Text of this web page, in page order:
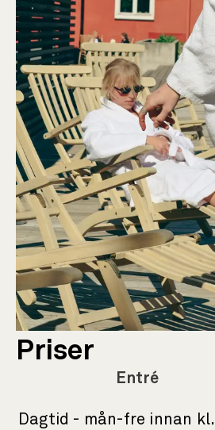
Priser
Entré
Dagtid - mån-fre innan kl.